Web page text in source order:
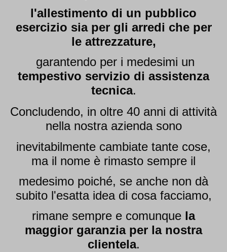
l'allestimento di un pubblico
esercizio sia per gli arredi che per
le attrezzature,
garantendo per i medesimi un
tempestivo servizio di assistenza
tecnica.
Concludendo, in oltre 40 anni di attività
nella nostra azienda sono
inevitabilmente cambiate tante cose,
ma il nome è rimasto sempre il
medesimo poiché, se anche non dà
subito l'esatta idea di cosa facciamo,
rimane sempre e comunque la
maggior garanzia per la nostra
clientela.